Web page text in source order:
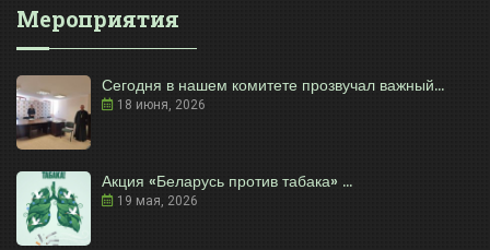
Мероприятия
Сегодня в нашем комитете прозвучал важный...
18 июня, 2026
Акция «Беларусь против табака» ...
19 мая, 2026